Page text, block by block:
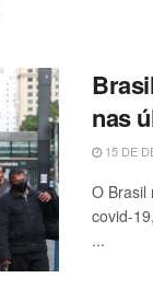
nas
15 DE
O Brasil
covid-
...